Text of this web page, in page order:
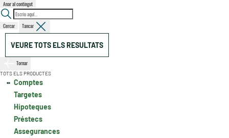
Anar al contingut
Cercar Tancar
VEURE TOTS ELS RESULTATS
Tornar
TOTS ELS PRODUCTES
Comptes
Targetes
Hipoteques
Préstecs
Assegurances